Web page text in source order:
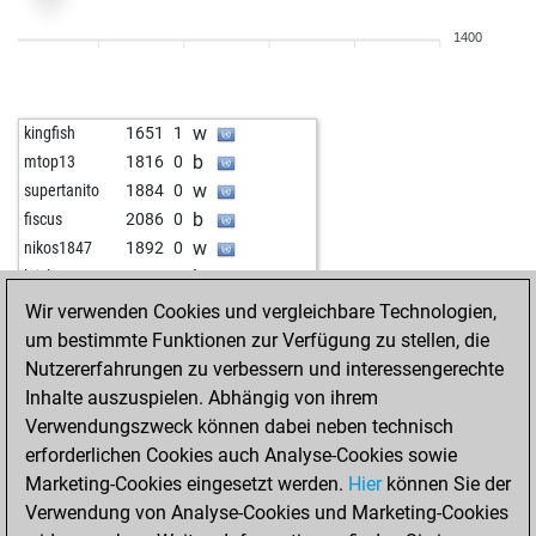
w
turhan 1772 b
rozafa21 2030 w
gav2020 1842 b
manfromrio 1864 w
ronondex 1696 b
bora vuk 1777 0 w
vince65 1708 1 b
mahadra 1830 0 b
martyr 1802 1 w
1400
kingfish 1651 1 w
mtop13 1816 0 b
supertanito 1884 0 w
fiscus 2086 0 b
nikos1847 1892 0 w
krish 1898 0 b
perissa 1767 1 w
perissa 1779 1 b
niceguy77 1877 1 b
early abort 2493 0 w
il vento 2094 0 b
il vento 2084 0 w
il vento 2074 0 b
xaver 1869 0 w
Wir verwenden Cookies und vergleichbare Technologien,
um bestimmte Funktionen zur Verfügung zu stellen, die
Nutzererfahrungen zu verbessern und interessengerechte
Inhalte auszuspielen. Abhängig von ihrem
Verwendungszweck können dabei neben technisch
erforderlichen Cookies auch Analyse-Cookies sowie
Marketing-Cookies eingesetzt werden. Hierkönnen Sie der
Verwendung von Analyse-Cookies und Marketing-Cookies